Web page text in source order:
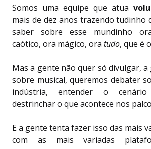
Somos uma equipe que atua
mais de dez anos trazendo tudinho
saber sobre esse mundinho
caótico, ora mágico, ora tudo, que é
Mas a gente não quer só divulgar,
sobre musical, queremos debater
indústria, entender o cenário
destrinchar o que acontece nos
E a gente tenta fazer isso das mais
com as mais variadas